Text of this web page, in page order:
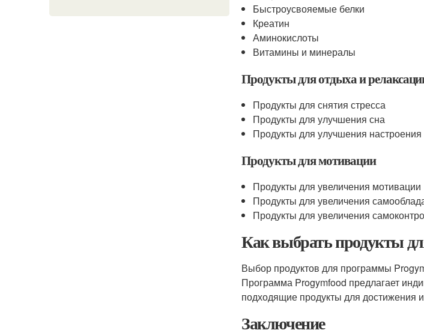
Быстроусвояемые белки
Креатин
Аминокислоты
Витамины и минералы
Продукты для отдыха и
Продукты для снятия стресса
Продукты для улучшения сна
Продукты для улучшения настроения
Продукты для мотивации
Продукты для увеличения мотивации
Продукты для увеличения
Продукты для увеличения
Как выбрать продукты
Выбор продуктов для программы
Программа Progymfood предлагает
подходящие продукты для достижения
Заключение